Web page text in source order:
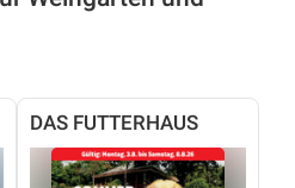
DAS FUTTERHAUS